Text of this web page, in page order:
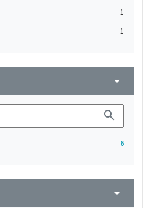
1
1
arrow_drop_down
search
6
arrow_drop_down